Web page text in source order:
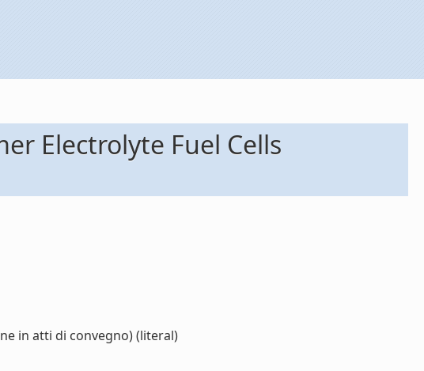
Electrolyte Fuel Cells
in atti di convegno) (literal)